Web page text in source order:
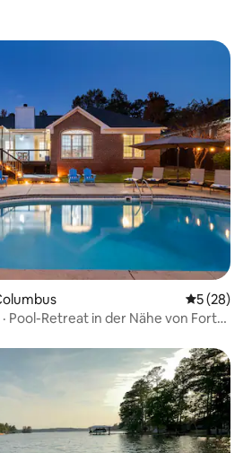
5 (28)
Pool-Retreat in der Nähe von Fort